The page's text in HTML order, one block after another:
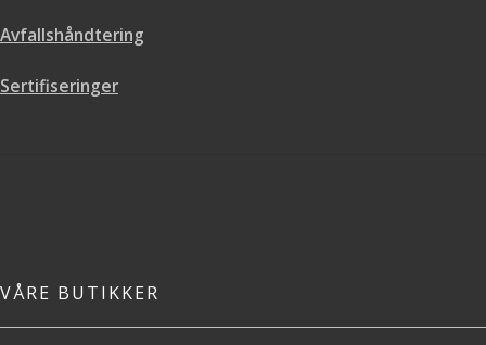
Avfallshåndtering
Sertifiseringer
VÅRE BUTIKKER